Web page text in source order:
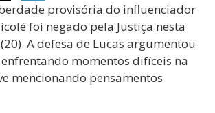
provisória do influenciador
foi negado pela Justiça nesta
A defesa de Lucas argumentou
momentos difíceis na
mencionando pensamentos